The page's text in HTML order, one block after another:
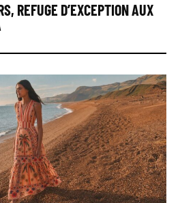
REFUGE D’EXCEPTION AUX